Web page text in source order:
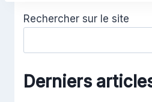
Rechercher sur le site
Derniers